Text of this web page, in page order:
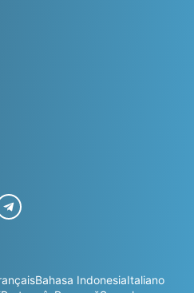
Bahasa IndonesiaItaliano